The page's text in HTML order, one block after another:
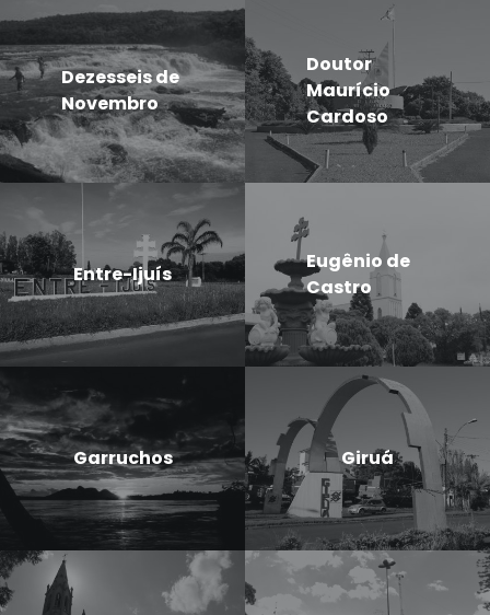
Dezesseis de
Novembro
Doutor
Maurício
Cardoso
Entre-Ijuís
Eugênio de
Castro
Garruchos Giruá